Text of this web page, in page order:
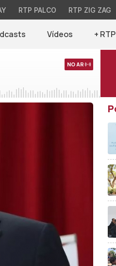
RTP PALCO RTP ZIG ZAG
Vídeos +
NO AR